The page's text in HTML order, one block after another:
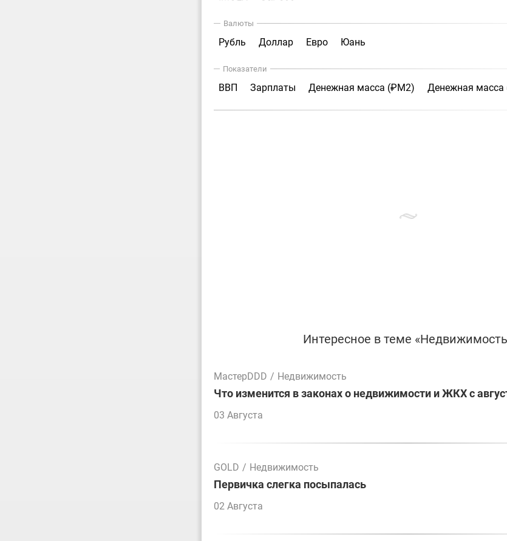
Валюты
Рубль Доллар Евро Юань
Показатели
ВВП Зарплаты Денежная масса (₽М2) Денежная
Интересное в теме
МастерDDD / Недвижимость
Что изменится в законах о недвижимости и ЖКХ с
03 Августа
GOLD / Недвижимость
Первичка слегка посыпалась
02 Августа